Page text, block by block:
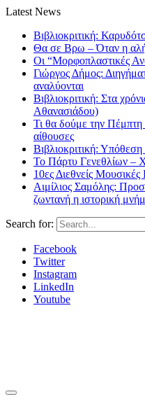
Latest News
Βιβλιοκριτική:
Θα σε Βρω – Όταν η
Οι “Μορφοπλαστικές
Γιώργος Δήμος:
αναλύονται
Βιβλιοκριτική: Στα
Αθανασιάδου)
Τι θα δούμε την Πέμπτη
αίθουσες
Βιβλιοκριτική:
Το Πάρτυ Γενεθλίων –
10ες Διεθνείς
Αιμίλιος Σαμόλης:
ζωντανή η ιστορική
Search for:
Facebook
Twitter
Instagram
LinkedIn
Youtube